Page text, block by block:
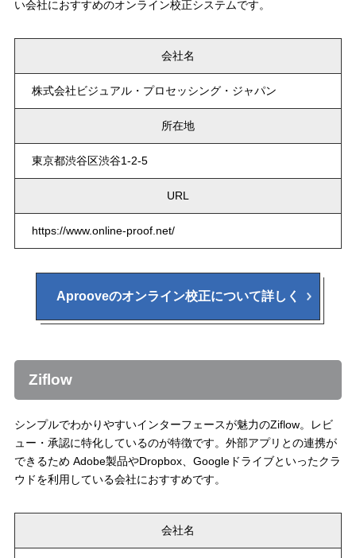
い会社におすすめのオンライン校正システムです。
会社名
株式会社ビジュアル・プロセッシング・ジャパン
所在地
東京都渋谷区渋谷1-2-5
URL
https://www.online-proof.net/
Aprooveのオンライン校正について詳しく
Ziflow
シンプルでわかりやすいインターフェースが魅力のZiflow。レビ
ュー・承認に特化しているのが特徴です。外部アプリとの連携が
できるため Adobe製品やDropbox、Googleドライブといったクラ
ウドを利用している会社におすすめです。
会社名